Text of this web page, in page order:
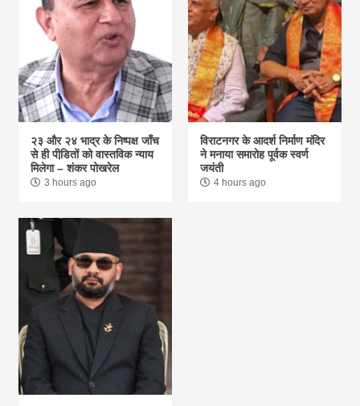
२३ और २४ भाद्र के निष्पक्ष जाँच
से ही पीडि़तों को वास्तविक न्याय
मिलेगा – शंकर पोखरेल
3 hours ago
विराटनगर के आदर्श निर्माण मंदिर
ने मनाया समारोह पूर्वक स्वर्ण
जयंती
4 hours ago